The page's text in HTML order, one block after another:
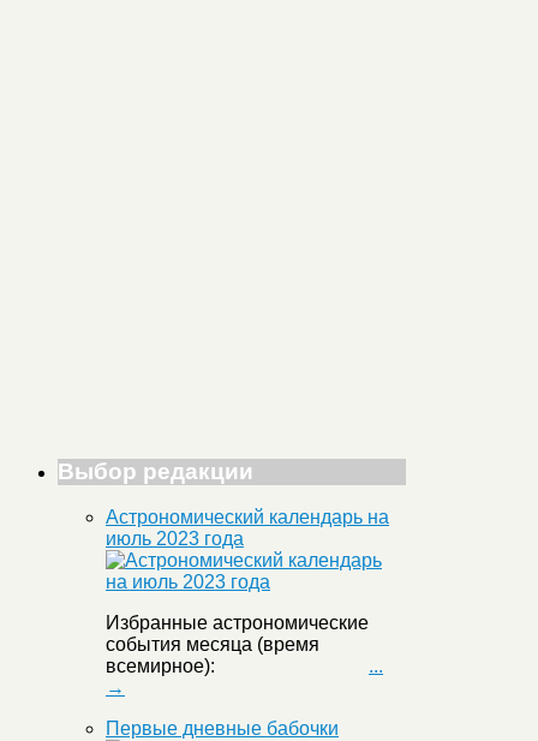
Выбор редакции
Астрономический календарь на
июль 2023 года
Избранные астрономические
события месяца (время
всемирное): ...
→
Первые дневные бабочки